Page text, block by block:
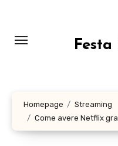
contenuto
Homepage
Streaming
Come avere Netflix